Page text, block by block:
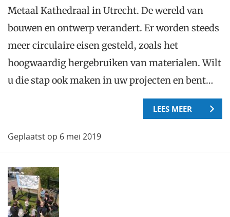
Metaal Kathedraal in Utrecht. De wereld van
bouwen en ontwerp verandert. Er worden steeds
meer circulaire eisen gesteld, zoals het
hoogwaardig hergebruiken van materialen. Wilt
u die stap ook maken in uw projecten en bent…
LEES MEER
Geplaatst op 6 mei 2019